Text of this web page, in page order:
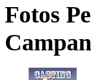
Fotos